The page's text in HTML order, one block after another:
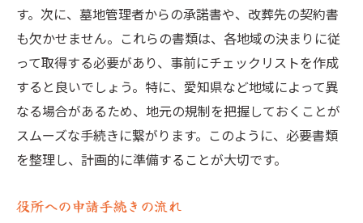
す。次に、墓地管理者からの承諾書や、改葬先の契約書
も欠かせません。これらの書類は、各地域の決まりに従
って取得する必要があり、事前にチェックリストを作成
すると良いでしょう。特に、愛知県など地域によって異
なる場合があるため、地元の規制を把握しておくことが
スムーズな手続きに繋がります。このように、必要書類
を整理し、計画的に準備することが大切です。
役所への申請手続きの流れ